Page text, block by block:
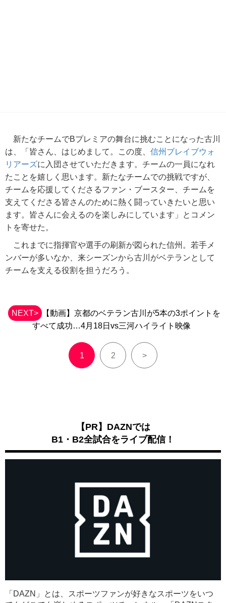
新たなチームでBプレミアの舞台に挑むことになった古川
は、「皆さん、はじめまして。この度、 信州ブレイブウォ
リアーズに入団させていただきます。チームの一員になれ
たことを嬉しく思います。新たなチームでの挑戦ですが、
チームを応援してくださるファン・ブースター、チームを
支えてくださる皆さんのために熱く闘っていきたいと思い
ます。皆さんに会えるのを楽しみにしています」とコメン
トを寄せた。
これまでに指揮官や選手の刷新が図られた信州。若手メ
ンバーが多いなか、来シーズンから古川がベテランとして
チームを支える役割を担うだろう。
NEXT>
【動画】京都のベテラン古川が5本の3ポイントを
すべて成功…4月18日vs三河ハイライト映像
1 2 >
【PR】DAZNでは
B1・B2全試合をライブ配信！
「DAZN」とは、スポーツファンが好きなスポーツをいつ